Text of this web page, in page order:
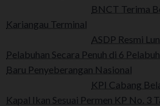
BNCT Terima
Kariangau Terminal
ASDP Resmi
Pelabuhan Secara Penuh di 6
Baru Penyeberangan Nasional
KPI Cabang
Kapal Ikan Sesuai Permen KP No. 3